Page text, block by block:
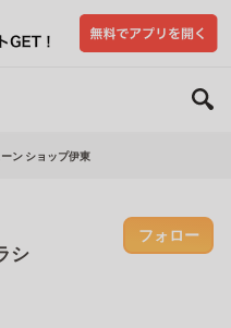
ン ショップ伊東
シ
フォロー